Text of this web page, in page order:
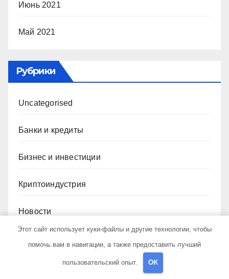
Июнь 2021
Май 2021
Рубрики
Uncategorised
Банки и кредиты
Бизнес и инвестиции
Криптоиндустрия
Новости
Ноутбуки и планшеты
Этот сайт использует куки-файлы и другие технологии, чтобы
помочь вам в навигации, а также предоставить лучший
пользовательский опыт. OK